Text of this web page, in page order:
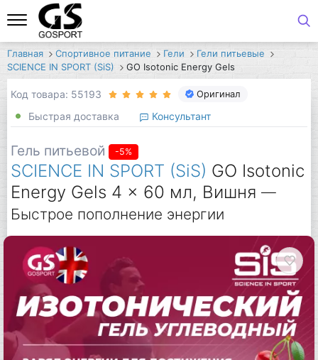
Главная Спортивное питание Гели
Гели питьевые
SCIENCE IN SPORT (SiS)
GO Isotonic Energy Gels
Код товара: 55193 Оригинал
Быстрая доставка Консультант
Гель питьевой -5%
SCIENCE IN SPORT (SiS) GO Isotonic
Energy Gels 4 x 60 мл, Вишня —
Быстрое пополнение энергии